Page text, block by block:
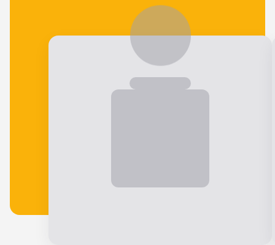
Veja o que nossos alunos falam